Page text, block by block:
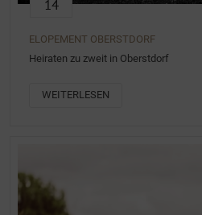
14
ELOPEMENT OBERSTDORF
Heiraten zu zweit in Oberstdorf
WEITERLESEN